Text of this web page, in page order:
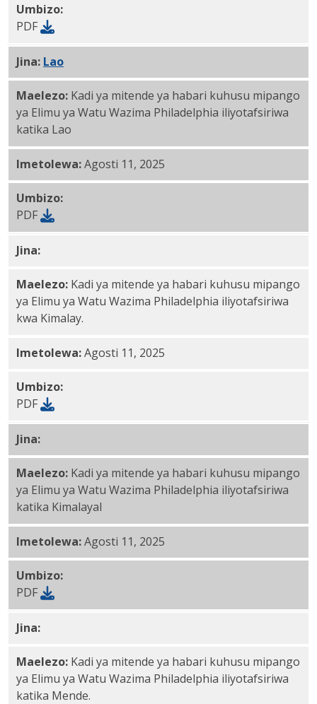
Umbizo:
PDF
Jina: LaoPDF
Maelezo: Kadi ya mitende ya habari kuhusu mipango
ya Elimu ya Watu Wazima Philadelphia iliyotafsiriwa
katika Lao
Imetolewa:Agosti 11, 2025
Umbizo:
PDF
Jina:Malay PDF
Maelezo: Kadi ya mitende ya habari kuhusu mipango
ya Elimu ya Watu Wazima Philadelphia iliyotafsiriwa
kwa Kimalay.
Imetolewa:Agosti 11, 2025
Umbizo:
PDF
Jina:Kimalayalam PDF
Maelezo: Kadi ya mitende ya habari kuhusu mipango
ya Elimu ya Watu Wazima Philadelphia iliyotafsiriwa
katika Kimalayal
Imetolewa:Agosti 11, 2025
Umbizo:
PDF
Jina:Mfano wa PDF
Maelezo: Kadi ya mitende ya habari kuhusu mipango
ya Elimu ya Watu Wazima Philadelphia iliyotafsiriwa
katika Mende.